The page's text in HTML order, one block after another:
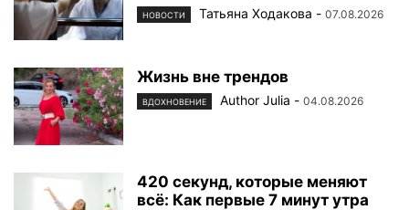
НОВОСТИ Татьяна Ходакова - 07.08.2026
Жизнь вне трендов
ВДОХНОВЕНИЕ Author Julia - 04.08.2026
420 секунд, которые меняют
всё: Как первые 7 минут утра